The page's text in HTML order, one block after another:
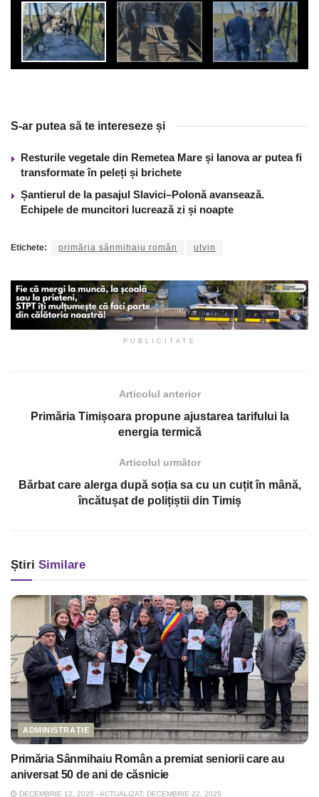
S-ar putea să te intereseze și
Resturile vegetale din Remetea Mare și Ianova ar putea fi
transformate în peleți și brichete
Șantierul de la pasajul Slavici–Polonă avansează.
Echipele de muncitori lucrează zi și noapte
Etichete: primăria sânmihaiu român utvin
PUBLICITATE
Articolul anterior
Primăria Timișoara propune ajustarea tarifului la
energia termică
Articolul următor
Bărbat care alerga după soția sa cu un cuțit în mână,
încătușat de polițiștii din Timiș
Știri Similare
ADMINISTRAȚIE
Primăria Sânmihaiu Român a premiat seniorii care au
aniversat 50 de ani de căsnicie
DECEMBRIE 12, 2025 - ACTUALIZAT: DECEMBRIE 22, 2025